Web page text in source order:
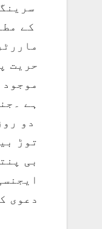
کے
حریت
ہے
دو
بی
دعوی